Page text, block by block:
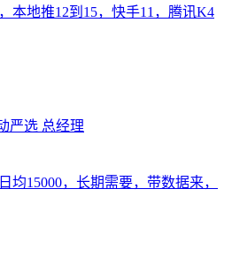
本地推12到15，快手11，腾讯K4
严选 总经理
均15000，长期需要，带数据来，